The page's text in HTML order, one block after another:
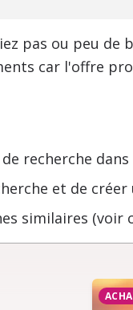
pas ou peu de
car l'offre
recherche
et de
similaires (voir